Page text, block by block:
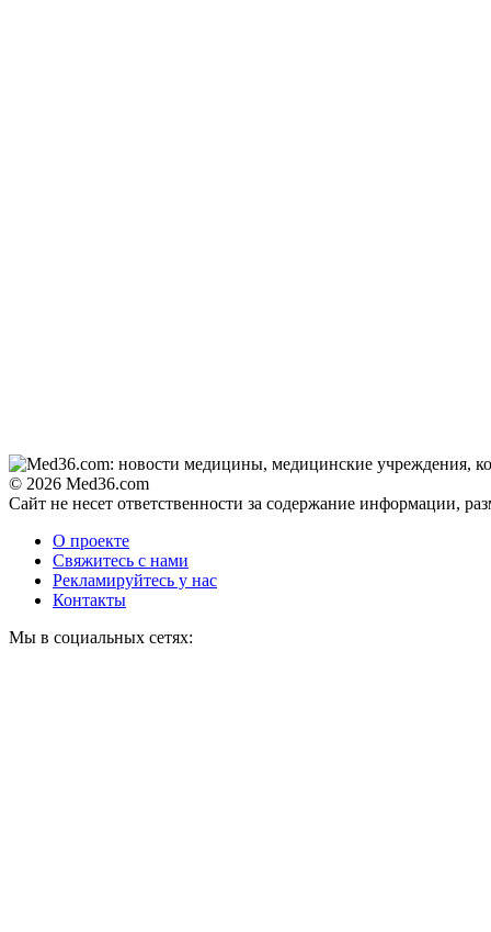
© 2026 Med36.com
Сайт не несет ответственности за содержание информации,
О проекте
Свяжитесь с нами
Рекламируйтесь у нас
Контакты
Мы в социальных сетях: